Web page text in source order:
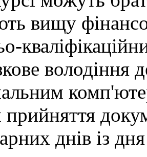
вищу
прийняття
днів із